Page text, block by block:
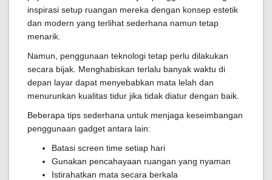
inspirasi setup ruangan mereka dengan konsep estetik
dan modern yang terlihat sederhana namun tetap
menarik.
Namun, penggunaan teknologi tetap perlu dilakukan
secara bijak. Menghabiskan terlalu banyak waktu di
depan layar dapat menyebabkan mata lelah dan
menurunkan kualitas tidur jika tidak diatur dengan baik.
Beberapa tips sederhana untuk menjaga keseimbangan
penggunaan gadget antara lain:
Batasi screen time setiap hari
Gunakan pencahayaan ruangan yang nyaman
Istirahatkan mata secara berkala